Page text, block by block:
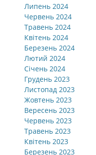
Липень 2024
Червень 2024
Травень 2024
Квітень 2024
Березень 2024
Лютий 2024
Січень 2024
Грудень 2023
Листопад 2023
Жовтень 2023
Вересень 2023
Червень 2023
Травень 2023
Квітень 2023
Березень 2023